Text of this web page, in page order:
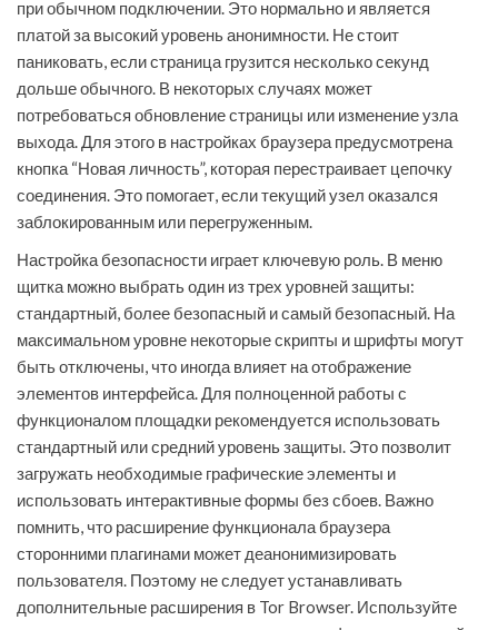
при обычном подключении. Это нормально и является
платой за высокий уровень анонимности. Не стоит
паниковать, если страница грузится несколько секунд
дольше обычного. В некоторых случаях может
потребоваться обновление страницы или изменение узла
выхода. Для этого в настройках браузера предусмотрена
кнопка “Новая личность”, которая перестраивает цепочку
соединения. Это помогает, если текущий узел оказался
заблокированным или перегруженным.
Настройка безопасности играет ключевую роль. В меню
щитка можно выбрать один из трех уровней защиты:
стандартный, более безопасный и самый безопасный. На
максимальном уровне некоторые скрипты и шрифты могут
быть отключены, что иногда влияет на отображение
элементов интерфейса. Для полноценной работы с
функционалом площадки рекомендуется использовать
стандартный или средний уровень защиты. Это позволит
загружать необходимые графические элементы и
использовать интерактивные формы без сбоев. Важно
помнить, что расширение функционала браузера
сторонними плагинами может деанонимизировать
пользователя. Поэтому не следует устанавливать
дополнительные расширения в Tor Browser. Используйте